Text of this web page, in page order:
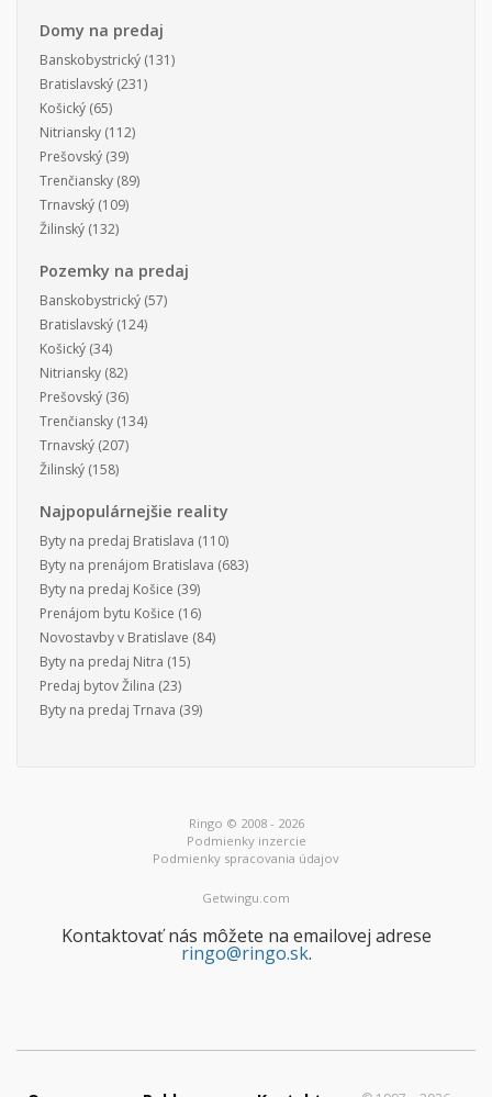
Domy na predaj
Banskobystrický (131)
Bratislavský (231)
Košický (65)
Nitriansky (112)
Prešovský (39)
Trenčiansky (89)
Trnavský (109)
Žilinský (132)
Pozemky na predaj
Banskobystrický (57)
Bratislavský (124)
Košický (34)
Nitriansky (82)
Prešovský (36)
Trenčiansky (134)
Trnavský (207)
Žilinský (158)
Najpopulárnejšie reality
Byty na predaj Bratislava (110)
Byty na prenájom Bratislava (683)
Byty na predaj Košice (39)
Prenájom bytu Košice (16)
Novostavby v Bratislave (84)
Byty na predaj Nitra (15)
Predaj bytov Žilina (23)
Byty na predaj Trnava (39)
Ringo © 2008 - 2026
Podmienky inzercie
Podmienky spracovania údajov
Getwingu.com
Kontaktovať nás môžete na emailovej adrese
ringo@ringo.sk.